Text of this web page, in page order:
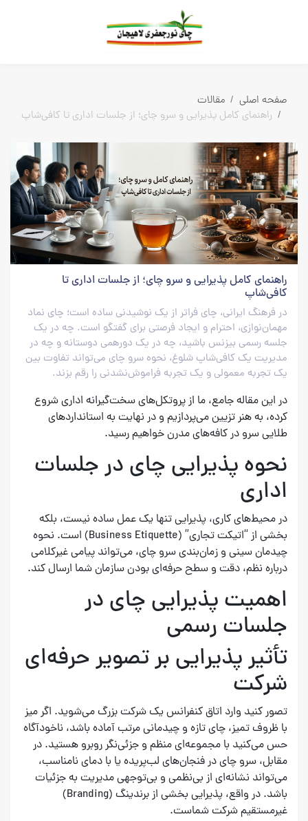
صفحه اصلی
مقالات
راهنمای کامل پذیرایی و سرو چای؛ از جلسات اداری تا کافی‌شاپ
راهنمای کامل پذیرایی و سرو چای؛ از جلسات اداری تا
کافی‌شاپ
در فرهنگ ایرانی، چای فراتر از یک نوشیدنی ساده است؛ چای نماد
مهمان‌نوازی، احترام و ایجاد فرصتی برای گفتگو است. چه در یک
جلسه رسمی بیزنس باشید، چه در یک دورهمی دوستانه و چه در
مدیریت یک کافی‌شاپ شلوغ، نحوه سرو چای می‌تواند تفاوت بین
یک تجربه معمولی و یک تجربه فراموش‌نشدنی را رقم بزند.
در این مقاله جامع، ما از پروتکل‌های سخت‌گیرانه اداری شروع
کرده، به هنر تزیین می‌پردازیم و در نهایت به استانداردهای
طلایی سرو در کافه‌های مدرن خواهیم رسید.
نحوه پذیرایی چای در جلسات
اداری
در محیط‌های کاری، پذیرایی تنها یک عمل ساده نیست، بلکه
بخشی از “اتیکت تجاری” (Business Etiquette) است. نحوه
چیدمان سینی و زمان‌بندی سرو چای، می‌تواند پیامی غیرکلامی
درباره نظم، دقت و سطح حرفه‌ای بودن سازمان شما ارسال کند.
اهمیت پذیرایی چای در
جلسات رسمی
تأثیر پذیرایی بر تصویر حرفه‌ای
شرکت
تصور کنید وارد اتاق کنفرانس یک شرکت بزرگ می‌شوید. اگر میز
با ظروف تمیز، چای تازه و چیدمانی مرتب آماده باشد، ناخودآگاه
حس می‌کنید با مجموعه‌ای منظم و جزئی‌نگر روبرو هستید. در
مقابل، سرو چای در فنجان‌های لب‌پریده یا با دمای نامناسب،
می‌تواند نشانه‌ای از بی‌نظمی و بی‌توجهی مدیریت به جزئیات
باشد. در واقع، پذیرایی بخشی از برندینگ (Branding)
غیرمستقیم شرکت شماست.